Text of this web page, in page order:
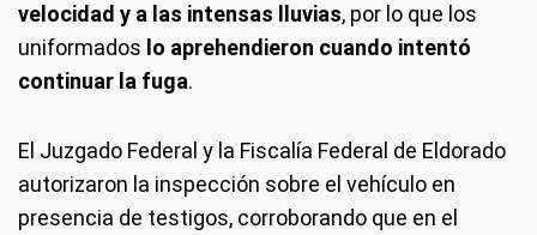
velocidad y a las intensas lluvias, por lo que los
uniformados lo aprehendieron cuando intentó
continuar la fuga.
El Juzgado Federal y la Fiscalía Federal de Eldorado
autorizaron la inspección sobre el vehículo en
presencia de testigos, corroborando que en el